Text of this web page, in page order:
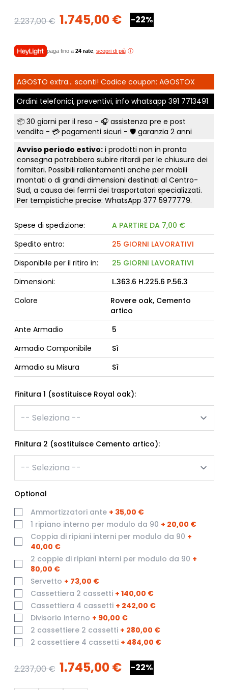
2.237,00 € 1.745,00 € -22%
paga fino a 24 rate, scopri di più
AGOSTO extra... sconti! Codice coupon: AGOSTOX
Ordini telefonici, preventivi, info whatsapp 391 7713491
📦 30 giorni per il reso - 🎧 assistenza pre e post
vendita - 💳 pagamenti sicuri - 🛡️ garanzia 2 anni
Avviso periodo estivo:i prodotti non in pronta
consegna potrebbero subire ritardi per le chiusure dei
fornitori. Possibili rallentamenti anche per mobili
montati o di grandi dimensioni destinati al Centro-
Sud, a causa dei fermi dei trasportatori specializzati.
Per tempistiche precise: WhatsApp 377 5977779.
Spese di spedizione:
A PARTIRE DA 7,00 €
Spedito entro:
25 GIORNI LAVORATIVI
Disponibile per il ritiro in:
25 GIORNI LAVORATIVI
Dimensioni:
L.363.6 H.225.6 P.56.3
Colore
Rovere oak, Cemento
artico
Ante Armadio
5
Armadio Componibile
Sì
Armadio su Misura
Sì
Finitura 1 (sostituisce Royal oak):
Finitura 2 (sostituisce Cemento artico):
Optional
Ammortizzatori ante + 35,00 €
1 ripiano interno per modulo da 90 + 20,00 €
Coppia di ripiani interni per modulo da 90 +
40,00 €
2 coppie di ripiani interni per modulo da 90 +
80,00 €
Servetto + 73,00 €
Cassettiera 2 cassetti + 140,00 €
Cassettiera 4 cassetti + 242,00 €
Divisorio interno + 90,00 €
2 cassettiere 2 cassetti + 280,00 €
2 cassettiere 4 cassetti + 484,00 €
2.237,00 € 1.745,00 € -22%